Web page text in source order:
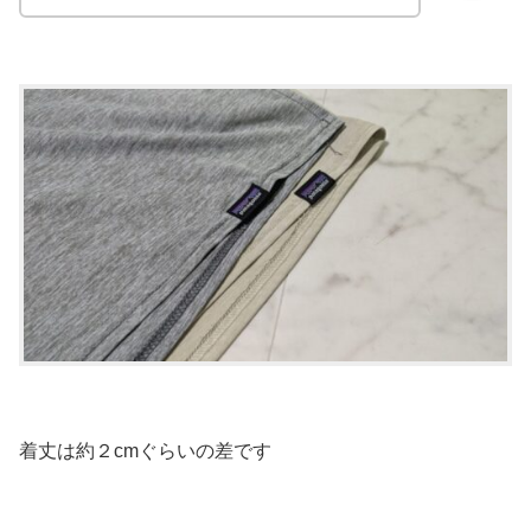
着丈は約２cmぐらいの差です